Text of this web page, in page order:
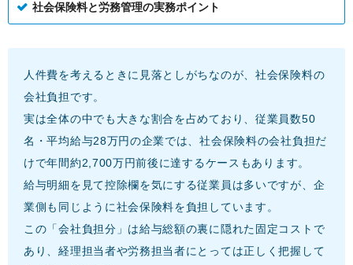
社会保険料と労務管理の実務ポイント
人件費を考えるときに見落としがちなのが、社会保険料の
会社負担です。
実は全体の中でも大きな割合を占めており、従業員数50
名・平均給与28万円の企業では、社会保険料の会社負担だ
けで年間約2,700万円前後に達するケースもあります。
給与明細を見て控除欄を気にする従業員は多いですが、企
業側も同じように社会保険料を負担しています。
この「会社負担分」は給与総額の裏に隠れた固定コストで
あり、経理担当者や労務担当者にとっては正しく把握して